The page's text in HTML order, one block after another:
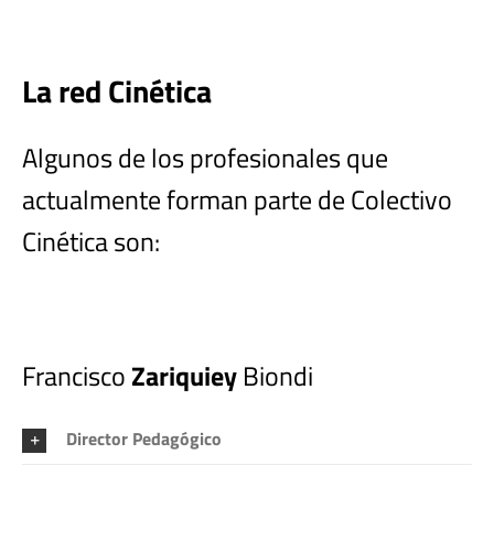
La red Cinética
Algunos de los profesionales que
actualmente forman parte de Colectivo
Cinética son:
FranciscoZariquieyBiondi
Director Pedagógico